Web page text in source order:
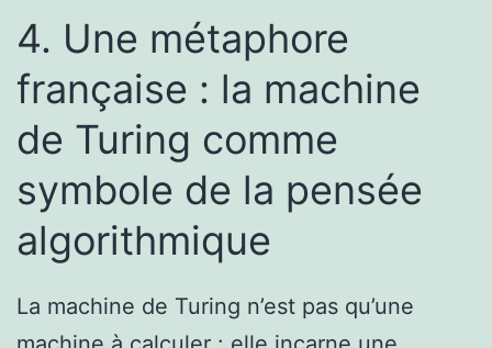
4. Une métaphore
française : la machine
de Turing comme
symbole de la pensée
algorithmique
La machine de Turing n’est pas qu’une